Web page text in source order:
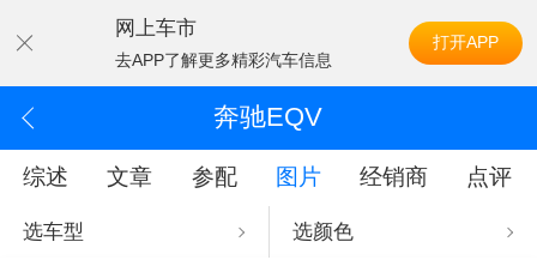
网上车市
去APP了解更多精彩汽车信息
打开APP
奔驰EQV
综述 文章 参配 图片 经销商 点评
选车型 选颜色